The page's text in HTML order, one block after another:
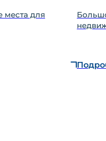
места для